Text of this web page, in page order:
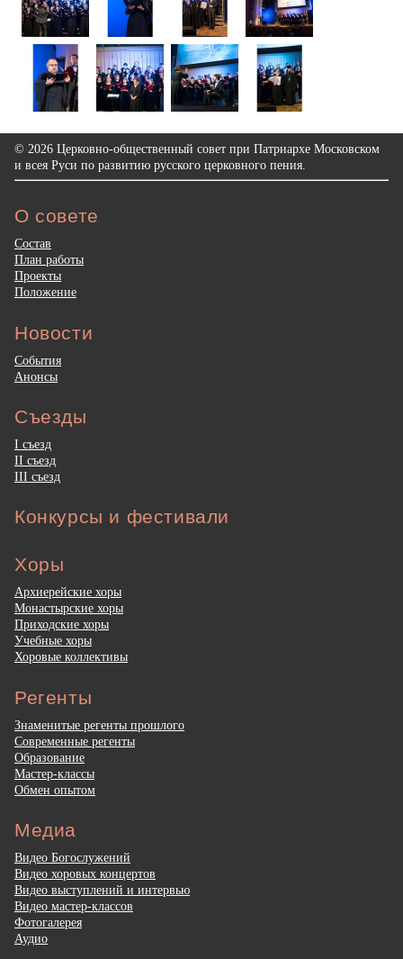
© 2026 Церковно-общественный совет при Патриархе Московском
и всея Руси по развитию русского церковного пения.
О совете
Состав
План работы
Проекты
Положение
Новости
События
Анонсы
Съезды
I съезд
II съезд
III съезд
Конкурсы и фестивали
Хоры
Архиерейские хоры
Монастырские хоры
Приходские хоры
Учебные хоры
Хоровые коллективы
Регенты
Знаменитые регенты прошлого
Современные регенты
Образование
Мастер-классы
Обмен опытом
Медиа
Видео Богослужений
Видео хоровых концертов
Видео выступлений и интервью
Видео мастер-классов
Фотогалерея
Аудио